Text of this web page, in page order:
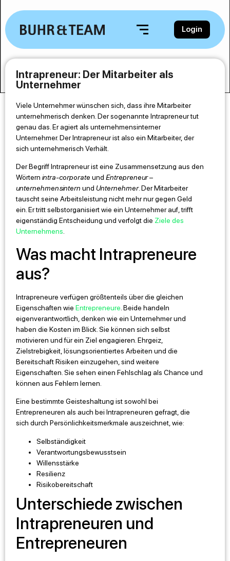
Login
Intrapreneur: Der Mitarbeiter als
Unternehmer
Viele Unternehmer wünschen sich, dass ihre Mitarbeiter
unternehmerisch denken. Der sogenannte Intrapreneur tut
genau das. Er agiert als unternehmensinterner
Unternehmer. Der Intrapreneur ist also ein Mitarbeiter, der
sich unternehmerisch Verhält.
Der Begriff Intrapreneur ist eine Zusammensetzung aus den
Wörtern intra-corporate und Entrepreneur–
unternehmensintern und Unternehmer. Der Mitarbeiter
tauscht seine Arbeitsleistung nicht mehr nur gegen Geld
ein. Er tritt selbstorganisiert wie ein Unternehmer auf, trifft
eigenständig Entscheidung und verfolgt die Ziele des
Unternehmens.
Was macht Intrapreneure
aus?
Intrapreneure verfügen größtenteils über die gleichen
Eigenschaften wie Entrepreneure . Beide handeln
eigenverantwortlich, denken wie ein Unternehmer und
haben die Kosten im Blick. Sie können sich selbst
motivieren und für ein Ziel engagieren. Ehrgeiz,
Zielstrebigkeit, lösungsorientiertes Arbeiten und die
Bereitschaft Risiken einzugehen, sind weitere
Eigenschaften. Sie sehen einen Fehlschlag als Chance und
können aus Fehlern lernen.
Eine bestimmte Geisteshaltung ist sowohl bei
Entrepreneuren als auch bei Intrapreneuren gefragt, die
sich durch Persönlichkeitsmerkmale auszeichnet, wie:
Selbständigkeit
Verantwortungsbewusstsein
Willensstärke
Resilienz
Risikobereitschaft
Unterschiede zwischen
Intrapreneuren und
Entrepreneuren